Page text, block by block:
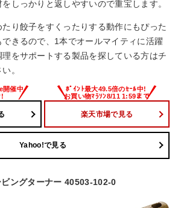
しっかりと返しやすいので重宝します。
り餃子をすくったりする動作にもぴった
できるので、1本でオールマイティに活躍
をサポートする製品を探している方はチ
。
楽天市場で見る
Yahoo!で見る
ングターナー 40503-102-0